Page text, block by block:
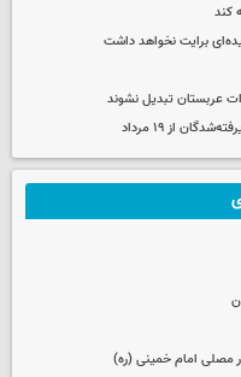
کند
برایت نخواهد داشت
عربستان تبدیل نشوند
از ۱۹ مرداد
مصلی امام خمینی (ره)